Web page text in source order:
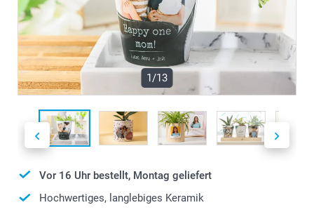
1/13
Vor 16 Uhr bestellt, Montag geliefert
Hochwertiges, langlebiges Keramik